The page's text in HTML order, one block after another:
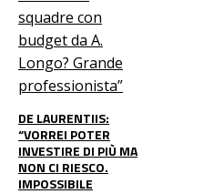
DE LAURENTIIS:
“VORREI POTER
INVESTIRE DI PIÙ MA
NON CI RIESCO.
IMPOSSIBILE